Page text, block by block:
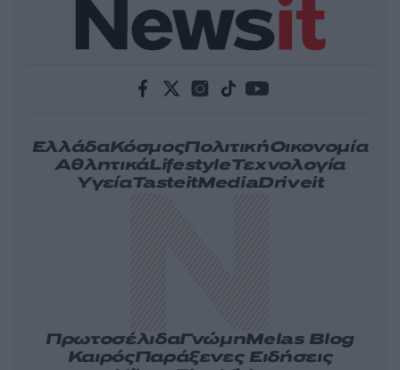
ΕλλάδαΚόσμοςΠολιτικήΟικονομία
ΑθλητικάLifestyleΤεχνολογία
ΥγείαTasteitMediaDriveit
ΠρωτοσέλιδαΓνώμηMelas Blog
ΚαιρόςΠαράξενες Ειδήσεις